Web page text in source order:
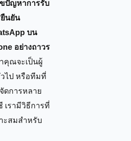
ปัญหาการรับ
นยัน
บน
อย่างถาวร
คุณจะเป็นผู้
ไป หรือทีมที่
ดการหลาย
เรามีวิธีการที่
ะสมสำหรับ